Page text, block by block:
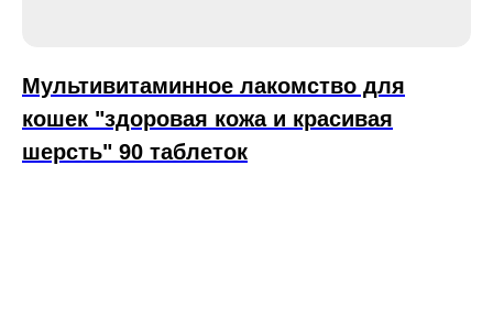
Мультивитаминное лакомcтво для
кошек "здоровая кожа и красивая
шерсть" 90 таблеток